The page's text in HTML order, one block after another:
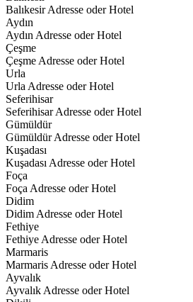
Balıkesir Adresse oder Hotel
Aydın
Aydın Adresse oder Hotel
Çeşme
Çeşme Adresse oder Hotel
Urla
Urla Adresse oder Hotel
Seferihisar
Seferihisar Adresse oder Hotel
Gümüldür
Gümüldür Adresse oder Hotel
Kuşadası
Kuşadası Adresse oder Hotel
Foça
Foça Adresse oder Hotel
Didim
Didim Adresse oder Hotel
Fethiye
Fethiye Adresse oder Hotel
Marmaris
Marmaris Adresse oder Hotel
Ayvalık
Ayvalık Adresse oder Hotel